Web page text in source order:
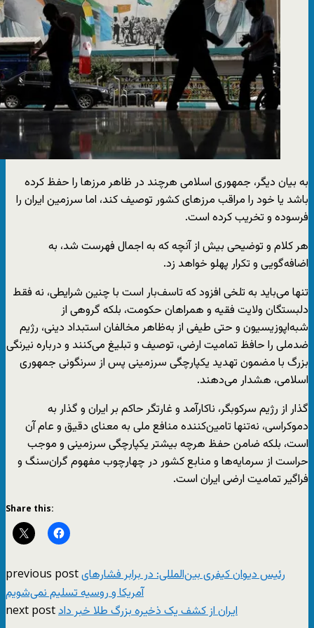
به بیان دیگر، جمهوری اسلامی هرچند در ظاهر مرزها را حفظ کرده
باشد یا خود را مراقب مرزهای کشور توصیف کند، اما سرزمین ایران را
فرسوده و تخریب کرده است.
هر کلام و توضیحی بیش از آنچه که به اجمال فهرست شد، به
اضافه‌گویی و تکرار پهلو خواهد زد.
تنها می‌باید به تلخی افزود که تاسف‌بار است با چنین شرایطی، نه فقط
دلبستگان ولایت فقیه و همراهان حکومت، بلکه گروهی از
شبه‌اپوزیسیون و حتی طیفی از به‌ظاهر مخالفان استبداد دینی، رژیم
ضدملی را حافظ تمامیت ارضی، توصیف و تبلیغ می‌کنند و درباره نیرنگی
بزرگ با مضمون تهدید یکپارچگی سرزمینی پس از سرنگونی جمهوری
اسلامی، هشدار می‌دهند.
گذار از رژیم سرکوبگر، ناکارآمد و غارتگر حاکم بر ایران و گذار به
دموکراسی، نه‌تنها تامین‌کننده منافع ملی به معنای دقیق و عام آن
است، بلکه ضامن حفظ هرچه بیشتر یکپارچگی سرزمینی و موجب
حراست از سرمایه‌ها و منابع کشور در چهارچوب مفهوم گران‌سنگ و
فراگیر تمامیت ارضی ایران است.
Share this:
previous postرئیس دیوان کیفری بین‌المللی: در برابر فشارهای
آمریکا و روسیه تسلیم نمی‌شویم
next postایران از کشف یک ذخیره بزرگ طلا خبر داد